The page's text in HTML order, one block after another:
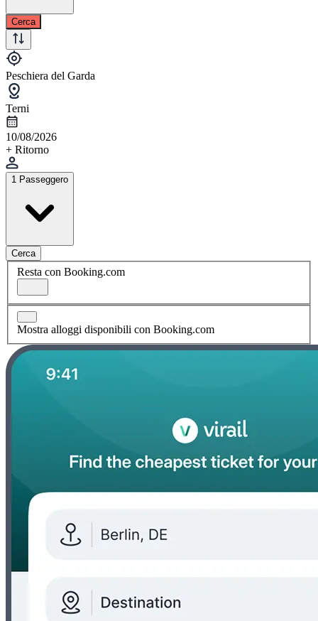
Cerca
Peschiera del Garda
Terni
10/08/2026
+ Ritorno
1 Passeggero
Cerca
Resta con Booking.com
Mostra alloggi disponibili con Booking.com